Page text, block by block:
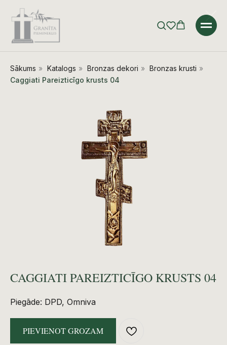
Sākums » Katalogs » Bronzas dekori » Bronzas krusti »
Caggiati Pareizticīgo krusts 04
CAGGIATI PAREIZTICĪGO KRUSTS 04
Piegāde: DPD, Omniva
PIEVIENOT GROZAM